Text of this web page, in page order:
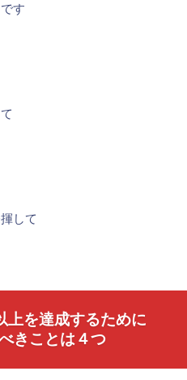
す
して
上を達成するために
きことは４つ